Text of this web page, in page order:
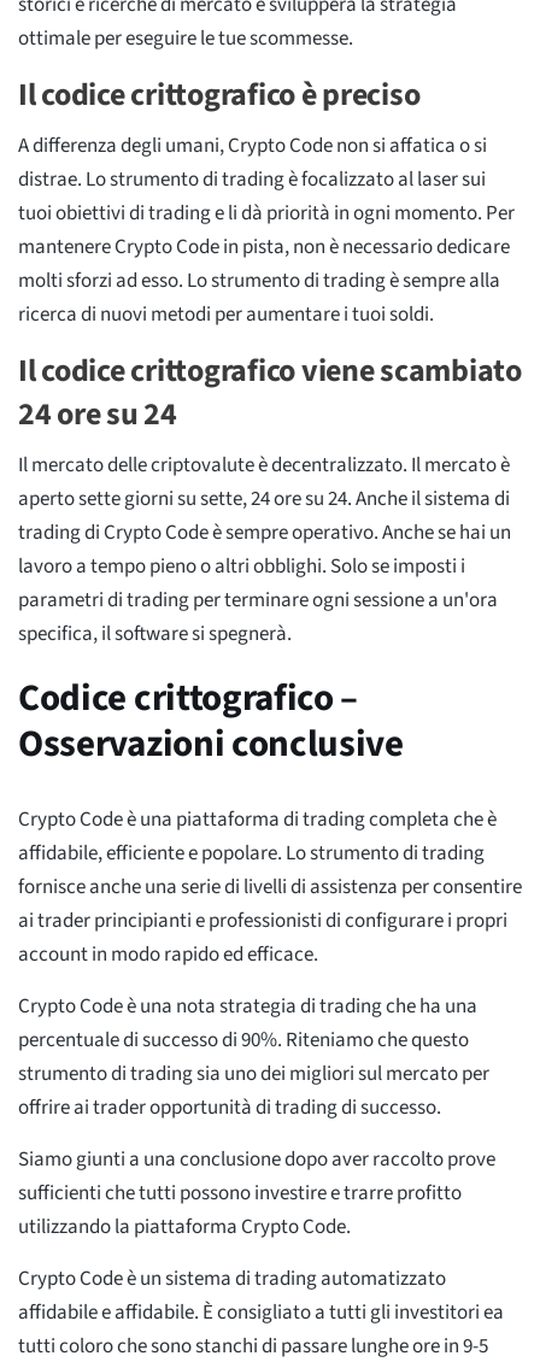
ottimale per eseguire le tue scommesse.
Il codice crittografico è preciso
A differenza degli umani, Crypto Code non si affatica o si
distrae. Lo strumento di trading è focalizzato al laser sui
tuoi obiettivi di trading e li dà priorità in ogni momento. Per
mantenere Crypto Code in pista, non è necessario dedicare
molti sforzi ad esso. Lo strumento di trading è sempre alla
ricerca di nuovi metodi per aumentare i tuoi soldi.
Il codice crittografico viene scambiato
24 ore su 24
Il mercato delle criptovalute è decentralizzato. Il mercato è
aperto sette giorni su sette, 24 ore su 24. Anche il sistema di
trading di Crypto Code è sempre operativo. Anche se hai un
lavoro a tempo pieno o altri obblighi. Solo se imposti i
parametri di trading per terminare ogni sessione a un'ora
specifica, il software si spegnerà.
Codice crittografico –
Osservazioni conclusive
Crypto Code è una piattaforma di trading completa che è
affidabile, efficiente e popolare. Lo strumento di trading
fornisce anche una serie di livelli di assistenza per consentire
ai trader principianti e professionisti di configurare i propri
account in modo rapido ed efficace.
Crypto Code è una nota strategia di trading che ha una
percentuale di successo di 90%. Riteniamo che questo
strumento di trading sia uno dei migliori sul mercato per
offrire ai trader opportunità di trading di successo.
Siamo giunti a una conclusione dopo aver raccolto prove
sufficienti che tutti possono investire e trarre profitto
utilizzando la piattaforma Crypto Code.
Crypto Code è un sistema di trading automatizzato
affidabile e affidabile. È consigliato a tutti gli investitori ea
tutti coloro che sono stanchi di passare lunghe ore in 9-5